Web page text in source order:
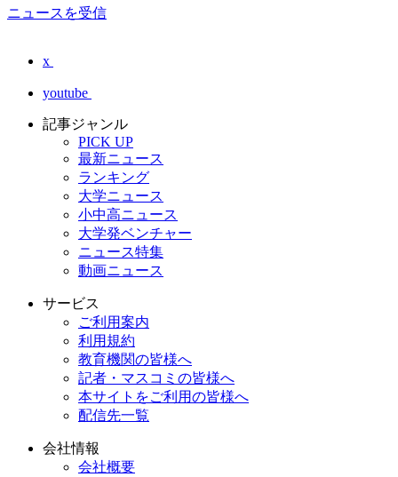
ニュースを受信
x
youtube
記事ジャンル
PICK UP
最新ニュース
ランキング
大学ニュース
小中高ニュース
大学発ベンチャー
ニュース特集
動画ニュース
サービス
ご利用案内
利用規約
教育機関の皆様へ
記者・マスコミの皆様へ
本サイトをご利用の皆様へ
配信先一覧
会社情報
会社概要